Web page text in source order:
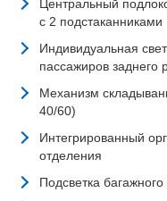
Центральный
с 2 подстаканниками
Индивидуальная
пассажиров заднего
Механизм
40/60)
Интегрированный
отделения
Подсветка